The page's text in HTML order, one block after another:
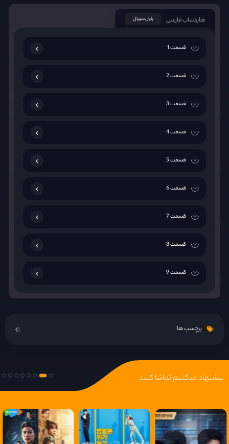
هاردساب فارسی پایان سریال
قسمت 1
قسمت 2
قسمت 3
قسمت 4
قسمت 5
قسمت 6
قسمت 7
قسمت 8
قسمت 9
قسمت 10
برچسب ها
پیشنهاد میکنیم تماشا کنید